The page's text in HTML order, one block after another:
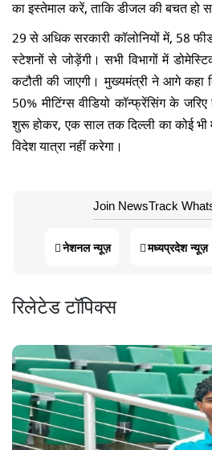
का इस्तेमाल करें, ताकि डीजल की बचत हो
29 से अधिक सरकारी कॉलोनियों में, 58
स्टेशनों से जोड़ेंगी। सभी विभागों में
कटौती की जाएगी। मुख्यमंत्री ने आगे कहा
50% मीटिंग्स वीडियो कॉन्फ्रेंसिंग के
शुरू होकर, एक साल तक दिल्ली का कोई भी
विदेश यात्रा नहीं करेगा।
Join NewsTrack
नेशनल न्यूज़ मध्यप्रदेश न्यूज़
रिलेटेड टॉपिक्स